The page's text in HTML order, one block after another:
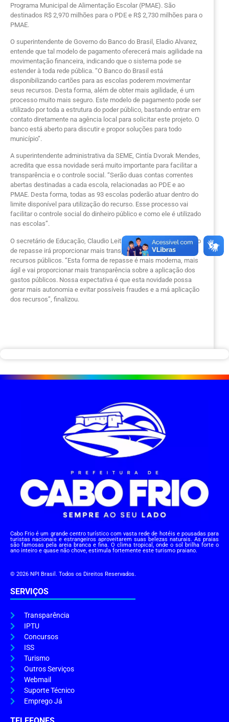
Programa Municipal de Alimentação Escolar (PMAE). São
destinados R$ 2,970 milhões para o PDE e R$ 2,730 milhões para o
PMAE.
O superintendente de Governo do Banco do Brasil, Eladio Alvarez,
entende que tal modelo de pagamento oferecerá mais agilidade na
movimentação financeira, indicando que o sistema pode se
estender à toda rede pública. “O Banco do Brasil está
disponibilizando cartões para as escolas poderem movimentar
seus recursos. Desta forma, além de obter mais agilidade, é um
processo muito mais seguro. Este modelo de pagamento pode ser
utilizado por toda a estrutura do poder público, bastando entrar em
contato diretamente na agência local para solicitar este projeto. O
banco está aberto para discutir e propor soluções para todo
município”.
A superintendente administrativa da SEME, Cintía Dvorak Mendes,
acredita que essa novidade será muito importante para facilitar a
transparência e o controle social. “Serão duas contas correntes
abertas destinadas a cada escola, relacionadas ao PDE e ao
PMAE. Desta forma, todas as 93 escolas poderão atuar dentro do
limite disponível para utilização do recurso. Esse processo vai
facilitar o controle social do dinheiro público e como ele é utilizado
nas escolas”.
O secretário de Educação, Claudio Leitão, afirma que esse modelo
de repasse irá proporcionar mais transparência na aplicação dos
recursos públicos. “Esta forma de repasse é mais moderna, mais
ágil e vai proporcionar mais transparência sobre a aplicação dos
gastos públicos. Nossa expectativa é que esta novidade possa
gerar mais autonomia e evitar possíveis fraudes e a má aplicação
dos recursos”, finalizou.
Cabo Frio é um grande centro turístico com vasta rede de hotéis e pousadas para
turistas nacionais e estrangeiros aproveitarem suas belezas naturais. As praias
são famosas pela areia branca e fina. O clima tropical, onde o sol brilha forte o
ano inteiro e quase não chove, estimula fortemente este turismo praiano.
© 2026 NPI Brasil. Todos os Direitos Reservados.
SERVIÇOS
Transparência
IPTU
Concursos
ISS
Turismo
Outros Serviços
Webmail
Suporte Técnico
Emprego Já